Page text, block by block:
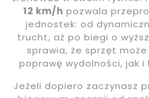
12 km/h pozwala
jednostek: od
trucht, aż po biegi o
sprawia, że sprzęt
poprawę wydolności, jak i
Jeżeli dopiero zaczynasz